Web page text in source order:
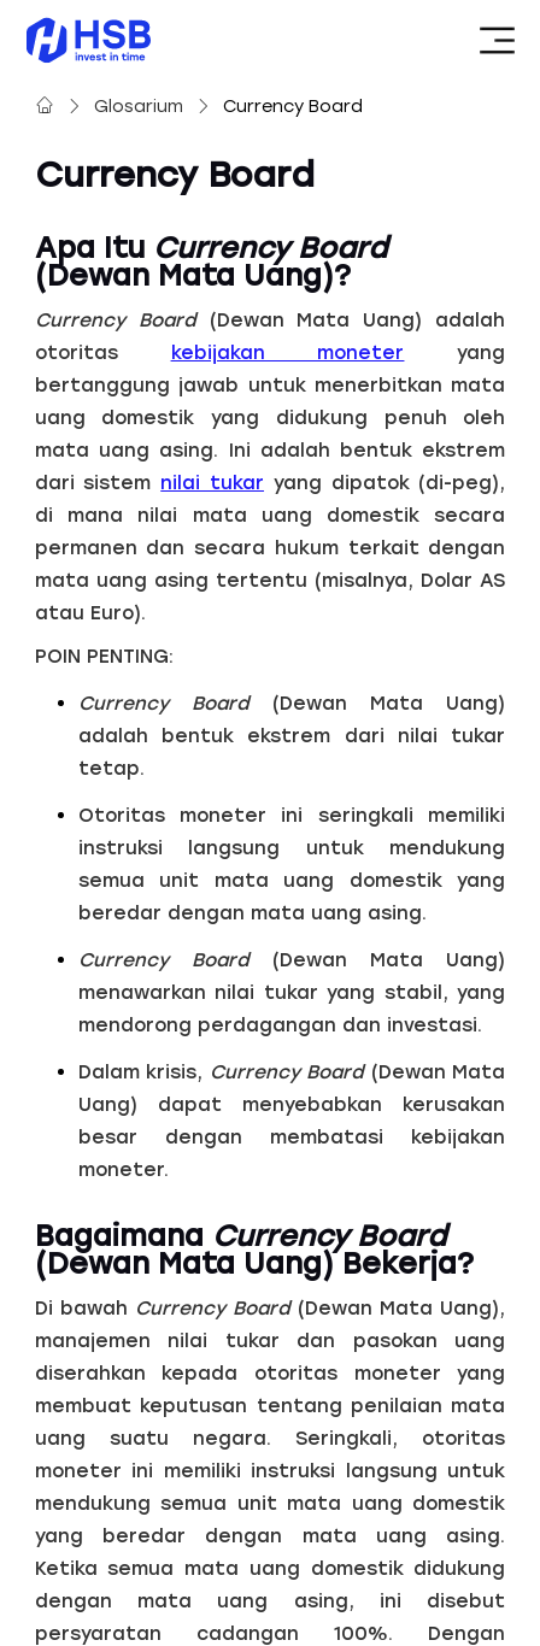
Glosarium Currency Board
Currency Board
Apa Itu Currency Board
(Dewan Mata Uang)?
Currency Board(Dewan Mata Uang) adalah
otoritas
kebijakan moneter yang
bertanggung jawab untuk menerbitkan mata
uang domestik yang didukung penuh oleh
mata uang asing. Ini adalah bentuk ekstrem
dari sistem nilai tukar yang dipatok (di-peg),
di mana nilai mata uang domestik secara
permanen dan secara hukum terkait dengan
mata uang asing tertentu (misalnya, Dolar AS
atau Euro).
POIN PENTING:
Currency Board(Dewan Mata Uang)
adalah bentuk ekstrem dari nilai tukar
tetap.
Otoritas moneter ini seringkali memiliki
instruksi langsung untuk mendukung
semua unit mata uang domestik yang
beredar dengan mata uang asing.
Currency Board(Dewan Mata Uang)
menawarkan nilai tukar yang stabil, yang
mendorong perdagangan dan investasi.
Dalam krisis, Currency Board(Dewan Mata
Uang) dapat menyebabkan kerusakan
besar dengan membatasi kebijakan
moneter.
Bagaimana Currency Board
(Dewan Mata Uang) Bekerja?
Di bawah Currency Board(Dewan Mata Uang),
manajemen nilai tukar dan pasokan uang
diserahkan kepada otoritas moneter yang
membuat keputusan tentang penilaian mata
uang suatu negara. Seringkali, otoritas
moneter ini memiliki instruksi langsung untuk
mendukung semua unit mata uang domestik
yang beredar dengan mata uang asing.
Ketika semua mata uang domestik didukung
dengan mata uang asing, ini disebut
persyaratan cadangan 100%. Dengan